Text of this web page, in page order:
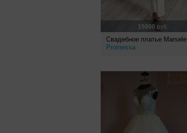
15000 руб.
Свадебное платье
Promessa